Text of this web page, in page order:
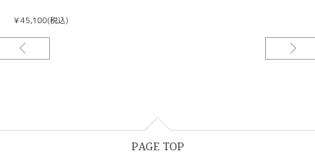
￥45,100(税込)
PAGE TOP